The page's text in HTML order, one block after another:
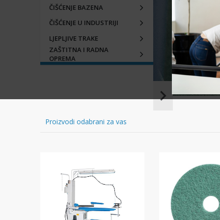
ČIŠĆENJE BAZENA
ČIŠĆENJE U INDUSTRIJI
LJEPLJIVE TRAKE
ZAŠTITNA I RADNA
OPREMA
Item
Proizvodi odabrani za vas